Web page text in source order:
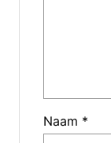
Naam *